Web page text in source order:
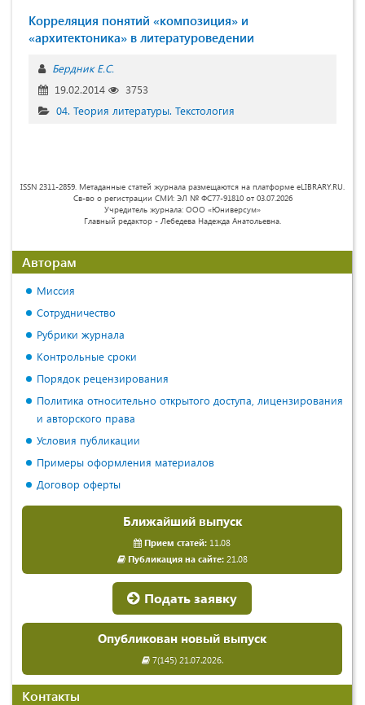
Корреляция понятий «композиция» и
«архитектоника» в литературоведении
Бердник Е.С.
19.02.2014
3753
04. Теория литературы. Текстология
ISSN 2311-2859. Метаданные статей журнала размещаются на платформе eLIBRARY.RU.
Св-во о регистрации СМИ: ЭЛ № ФС77-91810 от 03.07.2026
Учредитель журнала: ООО «Юниверсум»
Главный редактор - Лебедева Надежда Анатольевна.
Авторам
Миссия
Сотрудничество
Рубрики журнала
Контрольные сроки
Порядок рецензирования
Политика относительно открытого доступа, лицензирования
и авторского права
Условия публикации
Примеры оформления материалов
Договор оферты
Ближайший выпуск
Прием статей: 11.08
Публикация на сайте:21.08
Подать заявку
Опубликован новый выпуск
7(145) 21.07.2026.
Контакты